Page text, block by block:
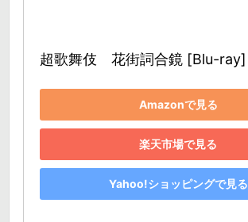
超歌舞伎　花街詞合鏡 [Blu-ray]
Amazonで見る
楽天市場で見る
Yahoo!ショッピングで見る